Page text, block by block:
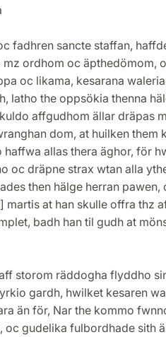
fadhren sancte staffan,
ordhom oc äpthedömom,
oc likama, kesarana
latho the oppsökia thenna
affgudhom ällar dräpas
dom, at huilken them
allas thera äghor, för
oc dräpne strax wtan alla
then hälge herran pawen,
at han skulle offra thz
badh han til gudh at
storom räddogha flyddho
gardh, hwilket kesaren
än för, Nar the kommo
oc gudelika fulbordhade sith